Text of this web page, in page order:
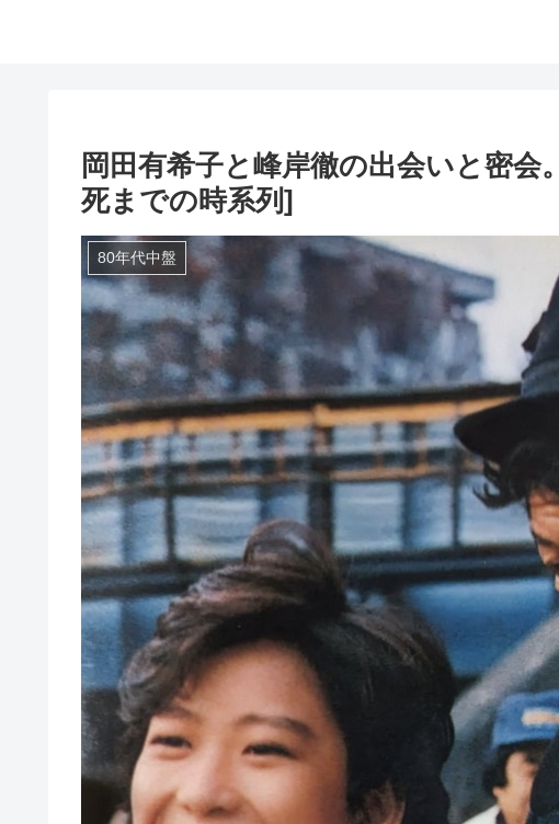
岡田有希子と峰岸徹の出会いと密会
死までの時系列]
80年代中盤